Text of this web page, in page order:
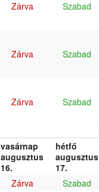
Zárva Szabad
Zárva Szabad
Zárva Szabad
vasárnap
augusztus
16.
hétfő
augusztus
17.
Zárva
Szabad